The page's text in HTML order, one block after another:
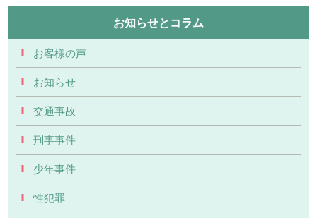
お知らせとコラム
お客様の声
お知らせ
交通事故
刑事事件
少年事件
性犯罪